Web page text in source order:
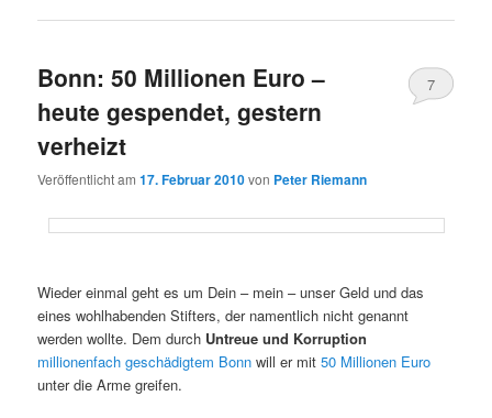
Bonn: 50 Millionen Euro –
heute gespendet, gestern
verheizt
Veröffentlicht am17. Februar 2010von Peter Riemann
7
Wieder einmal geht es um Dein – mein – unser Geld und das
eines wohlhabenden Stifters, der namentlich nicht genannt
werden wollte. Dem durch Untreue und Korruption
millionenfach geschädigtem Bonn will er mit50 Millionen Euro
unter die Arme greifen.